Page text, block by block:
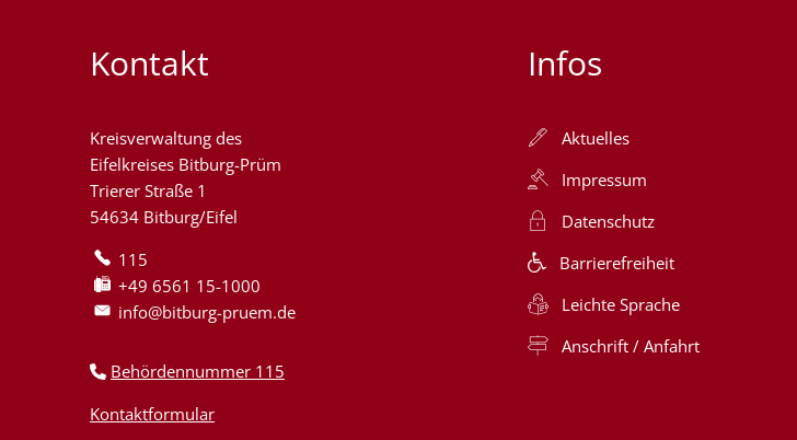
Kontakt
Kreisverwaltung des
Eifelkreises Bitburg-Prüm
Trierer Straße 1
54634 Bitburg/Eifel
115
+49 6561 15-1000
info@bitburg-pruem.de
Behördennummer 115
Kontaktformular
Infos
Aktuelles
Impressum
Datenschutz
Barrierefreiheit
Leichte Sprache
Anschrift / Anfahrt